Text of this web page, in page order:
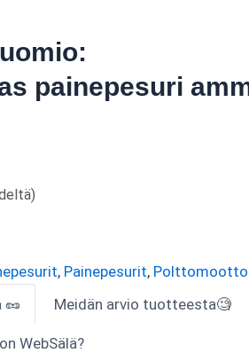
painepesuri
, Painepesurit,
🥜
Meidän arvio tuotteesta🧐
WebSälä?